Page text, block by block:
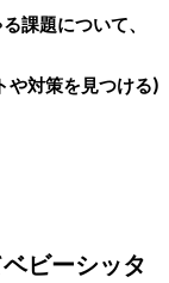
課題について、
や対策を見つける)
ビーシッタ